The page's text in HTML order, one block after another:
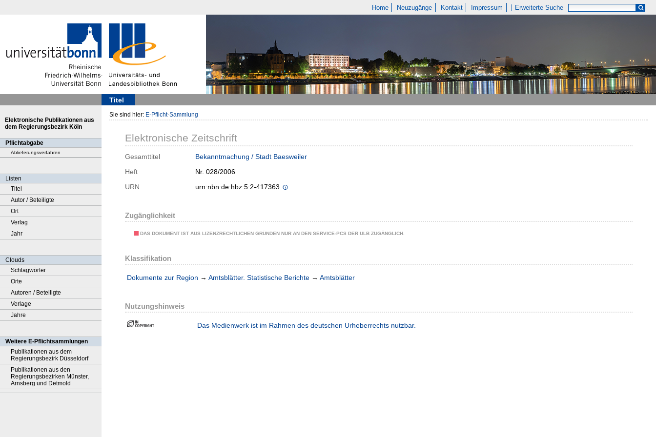
Home Neuzugänge Kontakt Impressum Erweiterte Suche
Titel
Elektronische Publikationen aus
dem Regierungsbezirk Köln
Pflichtabgabe
Ablieferungsverfahren
Listen
Titel
Autor / Beteiligte
Ort
Verlag
Jahr
Clouds
Schlagwörter
Orte
Autoren / Beteiligte
Verlage
Jahre
Weitere E-Pflichtsammlungen
Publikationen aus dem
Regierungsbezirk Düsseldorf
Publikationen aus den
Regierungsbezirken Münster,
Arnsberg und Detmold
Sie sind hier: E-Pflicht-Sammlung
Elektronische Zeitschrift
Gesamttitel
Bekanntmachung / Stadt Baesweiler
Heft
Nr. 028/2006
URN
urn:nbn:de:hbz:5:2-417363
Zugänglichkeit
DAS DOKUMENT IST AUS LIZENZRECHTLICHEN GRÜNDEN NUR AN DEN SERVICE-PCS DER ULB ZUGÄNGLICH.
Klassifikation
Dokumente zur Region → Amtsblätter. Statistische Berichte → Amtsblätter
Nutzungshinweis
Das Medienwerk ist im Rahmen des deutschen Urheberrechts nutzbar.